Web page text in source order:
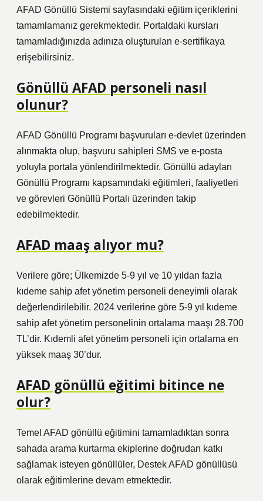
AFAD Gönüllü Sistemi sayfasındaki eğitim içeriklerini
tamamlamanız gerekmektedir. Portaldaki kursları
tamamladığınızda adınıza oluşturulan e-sertifikaya
erişebilirsiniz.
Gönüllü AFAD personeli nasıl
olunur?
AFAD Gönüllü Programı başvuruları e-devlet üzerinden
alınmakta olup, başvuru sahipleri SMS ve e-posta
yoluyla portala yönlendirilmektedir. Gönüllü adayları
Gönüllü Programı kapsamındaki eğitimleri, faaliyetleri
ve görevleri Gönüllü Portalı üzerinden takip
edebilmektedir.
AFAD maaş alıyor mu?
Verilere göre; Ülkemizde 5-9 yıl ve 10 yıldan fazla
kıdeme sahip afet yönetim personeli deneyimli olarak
değerlendirilebilir. 2024 verilerine göre 5-9 yıl kıdeme
sahip afet yönetim personelinin ortalama maaşı 28.700
TL’dir. Kıdemli afet yönetim personeli için ortalama en
yüksek maaş 30’dur.
AFAD gönüllü eğitimi bitince ne
olur?
Temel AFAD gönüllü eğitimini tamamladıktan sonra
sahada arama kurtarma ekiplerine doğrudan katkı
sağlamak isteyen gönüllüler, Destek AFAD gönüllüsü
olarak eğitimlerine devam etmektedir.